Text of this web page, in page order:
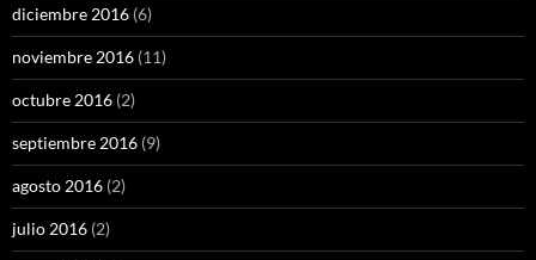
diciembre 2016 (6)
noviembre 2016 (11)
octubre 2016 (2)
septiembre 2016 (9)
agosto 2016 (2)
julio 2016 (2)